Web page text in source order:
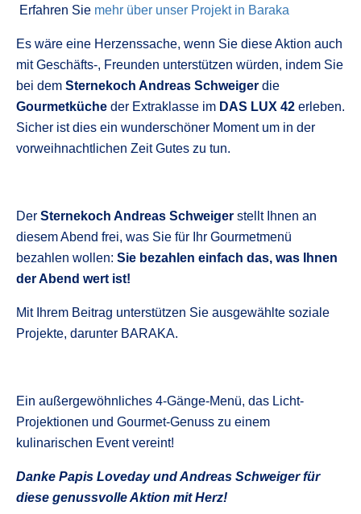
Erfahren Sie mehr über unser Projekt in Baraka
Es wäre eine Herzenssache, wenn Sie diese Aktion auch
mit Geschäfts-, Freunden unterstützen würden, indem Sie
bei dem Sternekoch Andreas Schweiger die
Gourmetküche der Extraklasse im DAS LUX 42 erleben.
Sicher ist dies ein wunderschöner Moment um in der
vorweihnachtlichen Zeit Gutes zu tun.
Der Sternekoch Andreas Schweiger stellt Ihnen an
diesem Abend frei, was Sie für Ihr Gourmetmenü
bezahlen wollen: Sie bezahlen einfach das, was Ihnen
der Abend wert ist!
Mit Ihrem Beitrag unterstützen Sie ausgewählte soziale
Projekte, darunter BARAKA.
Ein außergewöhnliches 4-Gänge-Menü, das Licht-
Projektionen und Gourmet-Genuss zu einem
kulinarischen Event vereint!
Danke Papis Loveday und Andreas Schweiger für
diese genussvolle Aktion mit Herz!